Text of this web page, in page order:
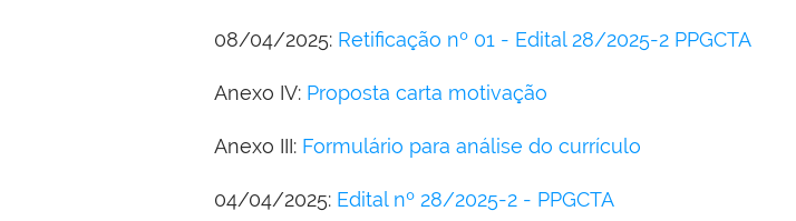
08/04/2025: Retificação nº 01 - Edital 28/2025-2 PPGCTA
Anexo IV: Proposta carta motivação
Anexo III: Formulário para análise do currículo
04/04/2025: Edital nº 28/2025-2 - PPGCTA